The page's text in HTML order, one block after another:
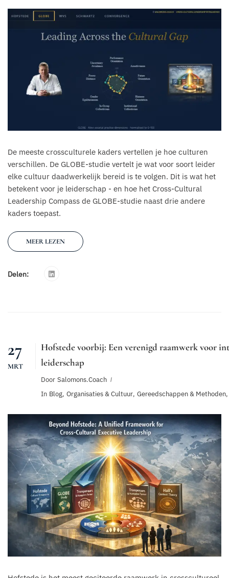
De meeste crossculturele kaders vertellen je hoe culturen
verschillen. De GLOBE-studie vertelt je wat voor soort leider
elke cultuur daadwerkelijk bereid is te volgen. Dit is wat het
betekent voor je leiderschap - en hoe het Cross-Cultural
Leadership Compass de GLOBE-studie naast drie andere
kaders toepast.
MEER LEZEN
Delen:
27
MRT
Hofstede voorbij: Een verenigd raamwerk voor
leiderschap
Door Salomons.coach
In Blog, Organisaties & Cultuur, Gereedschappen & Methoden,